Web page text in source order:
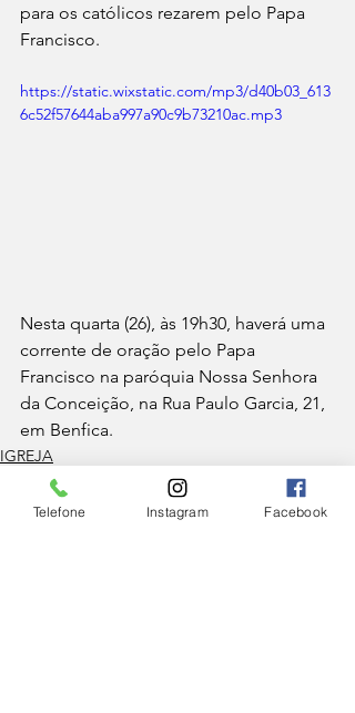
para os católicos rezarem pelo Papa
Francisco.
https://static.wixstatic.com/mp3/d40b03_613
6c52f57644aba997a90c9b73210ac.mp3
Nesta quarta (26), às 19h30, haverá uma
corrente de oração pelo Papa
Francisco na paróquia Nossa Senhora
da Conceição, na Rua Paulo Garcia, 21,
em Benfica.
IGREJA
Telefone Instagram Facebook